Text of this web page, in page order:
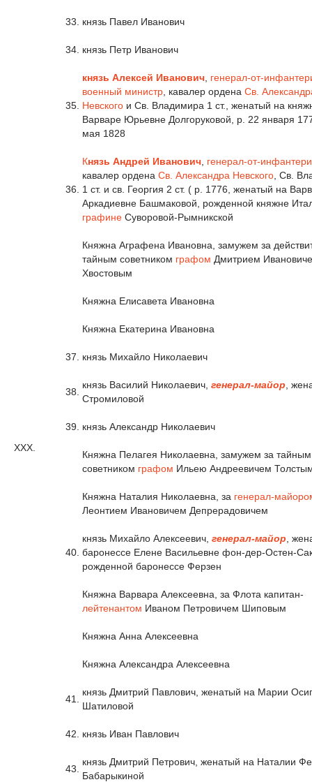
33. князь Павел Иванович
34. князь Петр Иванович
XXX.
35.
князь Алексей Иванович генерал-от-
военный министр , кавалер ордена Св.
Невского и Св. Владимира 1 ст., женатый на
Варваре Юрьевне Долгоруковой, р. 22 января
мая 1828
36.
Князь Андрей Иванович генерал-от-
кавалер ордена Св. Александра Невского , Св.
1 ст. и св. Георгия 2 ст. ( р. 1776, женатый на
Аркадиевне Башмаковой, рожденной княжне
графине Суворовой-Рымникской
Княжна Аграфена Ивановна, замужем за
тайным советником графом Дмитрием
Хвостовым
Княжна Елисавета Ивановна
Княжна Екатерина Ивановна
37. князь Михайло Николаевич
38.
князь Василий Николаевич, генерал-майор ,
Стромиловой
39. князь Александр Николаевич
Княжна Пелагея Николаевна, замужем за тайным
советником графом Ильею Андреевичем
Княжна Наталия Николаевна, за генерал-
Леонтием Ивановичем Депрерадовичем
40.
князь Михайло Алексеевич, генерал-майор ,
баронессе Елене Васильевне фон-дер-Остен-
рожденной баронессе Ферзен
Княжна Варвара Алексеевна, за Флота капитан-
лейтенантом Иваном Петровичем Шиповым
Княжна Анна Алексеевна
Княжна Александра Алексеевна
41.
князь Дмитрий Павлович, женатый на Марии
Шатиловой
42. князь Иван Павлович
43.
князь Дмитрий Петрович, женатый на Наталии
Бабарыкиной